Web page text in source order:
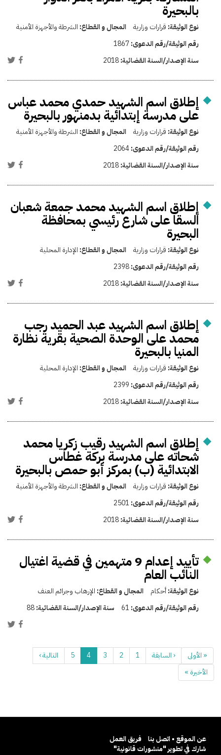
بالبحيرة
نوع الوثيقة: قرارات وزارية المجال و القطاع: الشرطة والأجهزة الأمنية
رقم الوثيقة/رقم الدعوى:1867
سنة الإصدار/السنة القضائية:2018
إطلاق اسم الشهيد حمدي محمد عباس
على مدرسة إبتدائية بدمنهور بالبحيرة
نوع الوثيقة: قرارات وزارية المجال و القطاع: الشرطة والأجهزة الأمنية
رقم الوثيقة/رقم الدعوى:2064
سنة الإصدار/السنة القضائية:2018
إطلاق اسم الشهيد محمد جمعة شعبان
السقا على شارع رئيسي بمحافظة
البحيرة
نوع الوثيقة: قرارات وزارية المجال و القطاع: الإدارة المحلية
رقم الوثيقة/رقم الدعوى:2398
سنة الإصدار/السنة القضائية:2018
إطلاق اسم الشهيد عبد الحميد رجب
محمد على الوحدة الصحية بقرية نظارة
المنيا بالبحيرة
نوع الوثيقة: قرارات وزارية المجال و القطاع: الإدارة المحلية
رقم الوثيقة/رقم الدعوى: 2399
سنة الإصدار/السنة القضائية:2018
إطلاق اسم الشهيد رقيب زكريا محمد
شحاته على مدرسة بركة غطاس
الابتدائية (ب) بمركز أبو حمص بالبحيرة
نوع الوثيقة: قرارات وزارية المجال و القطاع: الشرطة والأجهزة الأمنية
رقم الوثيقة/رقم الدعوى: 2501
سنة الإصدار/السنة القضائية:2018
تأييد إعدام 9 متهمين في قضية اغتيال
النائب العام
نوع الوثيقة:أحكام المجال و القطاع: الإرهاب وجرائم العنف
رقم الوثيقة/رقم الدعوى: 61 سنة الإصدار/السنة القضائية:88
« الأولى ‹ السابقة 1
2
3
4
5
التالية ›
الأخيرة »
عن الموقع • اتصل بنا
فريق العمل
شارك في تطوير "منشورات قانونية"